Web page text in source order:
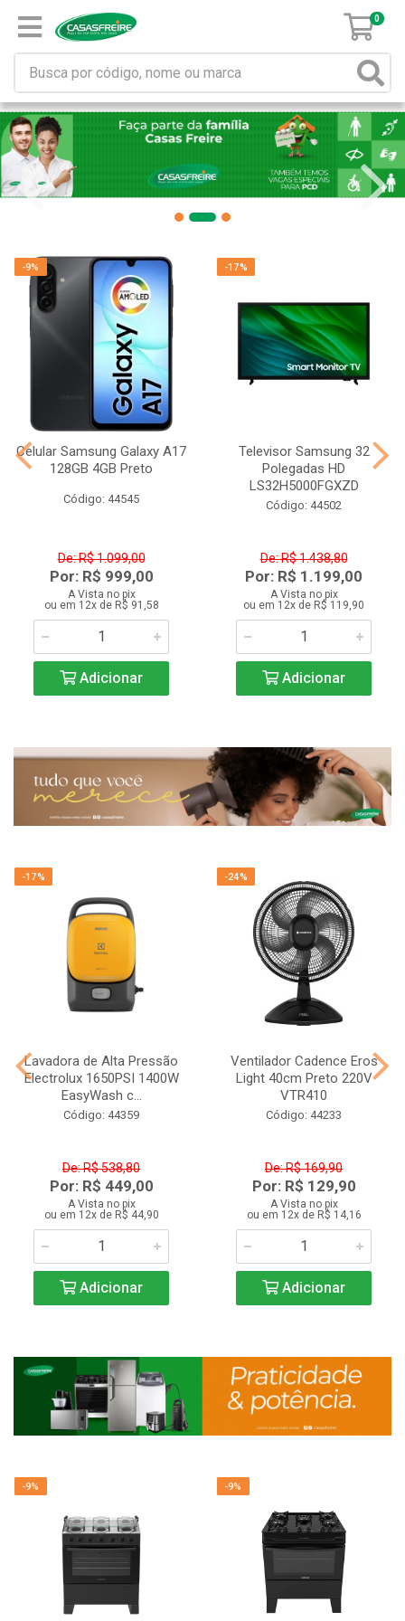
0
-9%
Celular Samsung Galaxy A17
128GB 4GB Preto
Código: 44545
De: R$ 1.099,00
Por: R$ 999,00
A Vista no pix
ou em 12x de R$ 91,58
Adicionar
-17%
Televisor Samsung 32
Polegadas HD
LS32H5000FGXZD
Código: 44502
De: R$ 1.438,80
Por: R$ 1.199,00
A Vista no pix
ou em 12x de R$ 119,90
Adicionar
-17%
Lavadora de Alta Pressão
Electrolux 1650PSI 1400W
EasyWash c...
Código: 44359
De: R$ 538,80
Por: R$ 449,00
A Vista no pix
ou em 12x de R$ 44,90
Adicionar
-24%
Ventilador Cadence Eros
Light 40cm Preto 220V
VTR410
Código: 44233
De: R$ 169,90
Por: R$ 129,90
A Vista no pix
ou em 12x de R$ 14,16
Adicionar
-9% -9%